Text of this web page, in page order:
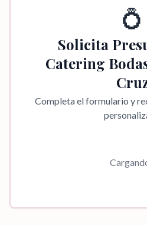
💍
Solicita
Catering
Completa el formulario y